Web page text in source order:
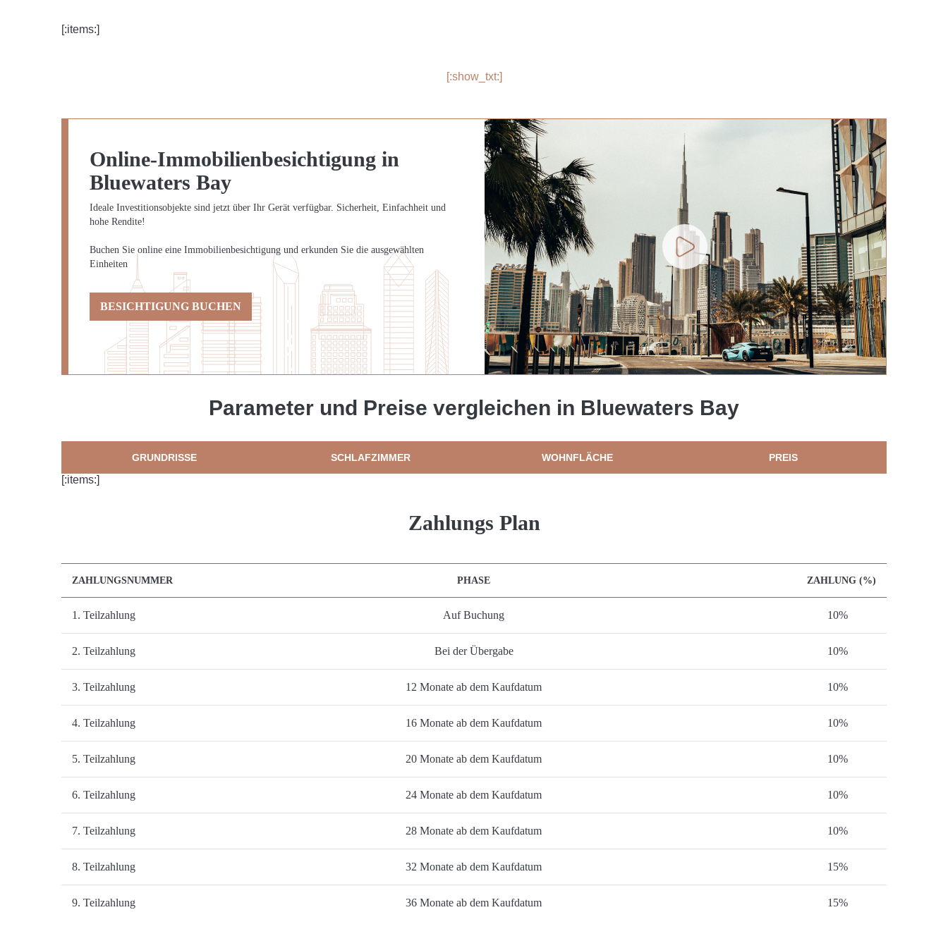
[:items:]
[:show_txt:]
Online-Immobilienbesichtigung in
Bluewaters Bay
Ideale Investitionsobjekte sind jetzt über Ihr Gerät verfügbar. Sicherheit, Einfachheit und
hohe Rendite!
Buchen Sie online eine Immobilienbesichtigung und erkunden Sie die ausgewählten
Einheiten
BESICHTIGUNG BUCHEN
Parameter und Preise vergleichen in Bluewaters Bay
GRUNDRISSE SCHLAFZIMMER WOHNFLÄCHE PREIS
[:items:]
Zahlungs Plan
ZAHLUNGSNUMMER PHASE ZAHLUNG (%)
1. Teilzahlung Auf Buchung 10%
2. Teilzahlung Bei der Übergabe 10%
3. Teilzahlung 12 Monate ab dem Kaufdatum 10%
4. Teilzahlung 16 Monate ab dem Kaufdatum 10%
5. Teilzahlung 20 Monate ab dem Kaufdatum 10%
6. Teilzahlung 24 Monate ab dem Kaufdatum 10%
7. Teilzahlung 28 Monate ab dem Kaufdatum 10%
8. Teilzahlung 32 Monate ab dem Kaufdatum 15%
9. Teilzahlung 36 Monate ab dem Kaufdatum 15%